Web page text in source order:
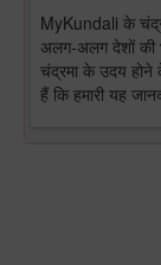
MyKundali के
अलग-अलग देशों की
चंद्रमा के उदय
हैं कि हमारी यह